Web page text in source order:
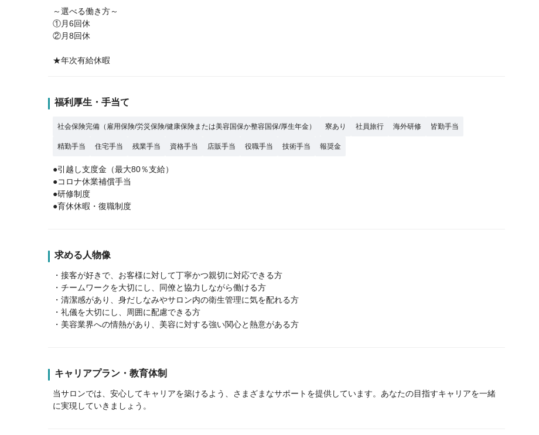
～選べる働き方～
①月6回休
②月8回休
★年次有給休暇
福利厚生・手当て
社会保険完備（雇用保険/労災保険/健康保険または美容国保か整容国保/厚生年金） 寮あり 社員旅行 海外研修 皆勤手当
精勤手当 住宅手当 残業手当 資格手当 店販手当 役職手当 技術手当 報奨金
●引越し支度金（最大80％支給）
●コロナ休業補償手当
●研修制度
●育休休暇・復職制度
求める人物像
・接客が好きで、お客様に対して丁寧かつ親切に対応できる方
・チームワークを大切にし、同僚と協力しながら働ける方
・清潔感があり、身だしなみやサロン内の衛生管理に気を配れる方
・礼儀を大切にし、周囲に配慮できる方
・美容業界への情熱があり、美容に対する強い関心と熱意がある方
キャリアプラン・教育体制
当サロンでは、安心してキャリアを築けるよう、さまざまなサポートを提供しています。あなたの目指すキャリアを一緒
に実現していきましょう。